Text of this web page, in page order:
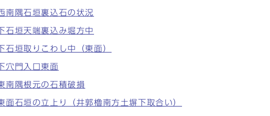
隅石垣裏込石の状況
垣天端裏込み堀方中
垣取りこわし中（東面）
門入口東面
隅根元の石積破損
石垣の立上り（井郭櫓南方土塀下取合い）